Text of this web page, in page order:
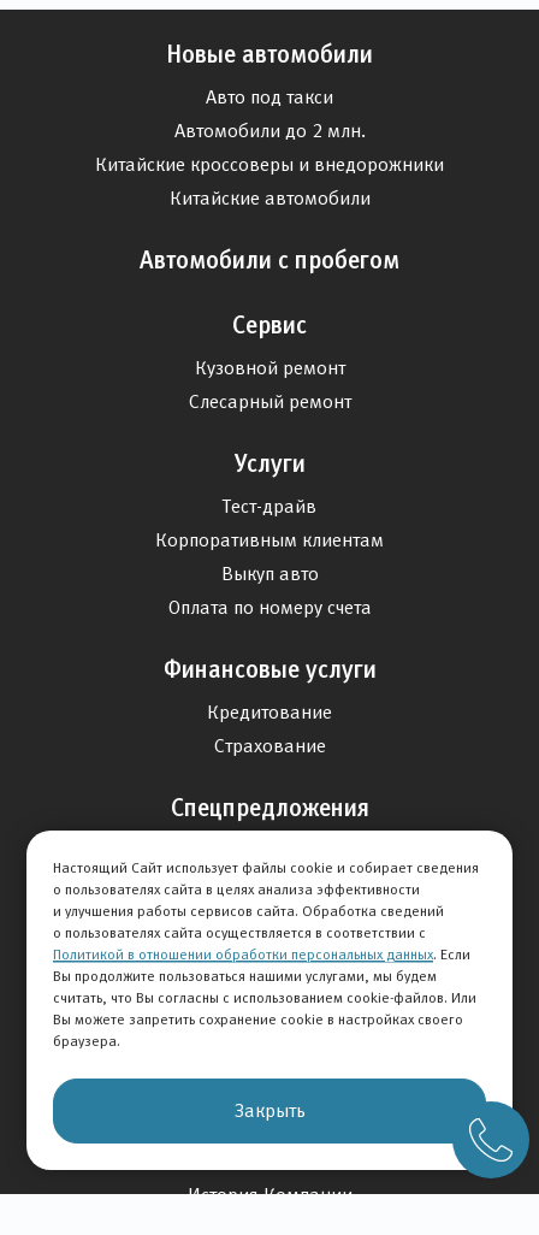
Новые автомобили
Авто под такси
Автомобили до 2 млн.
Китайские кроссоверы и внедорожники
Китайские автомобили
Автомобили с пробегом
Сервис
Кузовной ремонт
Слесарный ремонт
Услуги
Тест-драйв
Корпоративным клиентам
Выкуп авто
Оплата по номеру счета
Финансовые услуги
Кредитование
Страхование
Спецпредложения
Сервис
Дисконтная программа
Отзывы
Оставить отзыв
О Компании
История Компании
Настоящий Сайт использует файлы cookie и собирает сведения
о пользователях сайта в целях анализа эффективности
и улучшения работы сервисов сайта. Обработка сведений
о пользователях сайта осуществляется в соответствии с
Политикой в отношении обработки персональных данных. Если
Вы продолжите пользоваться нашими услугами, мы будем
считать, что Вы согласны с использованием cookie-файлов. Или
Вы можете запретить сохранение cookie в настройках своего
браузера.
Закрыть